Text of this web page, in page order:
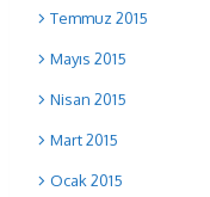
Temmuz 2015
Mayıs 2015
Nisan 2015
Mart 2015
Ocak 2015